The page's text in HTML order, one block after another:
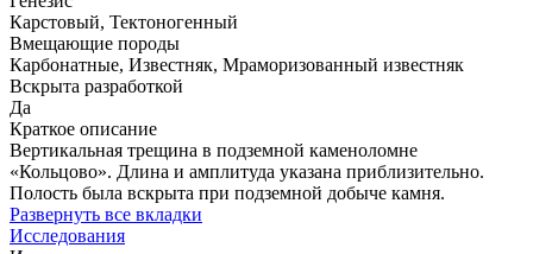
Карстовый, Тектоногенный
Вмещающие породы
Карбонатные, Известняк, Мраморизованный известняк
Вскрыта разработкой
Да
Краткое описание
Вертикальная трещина в подземной каменоломне
«Кольцово». Длина и амплитуда указана приблизительно.
Полость была вскрыта при подземной добыче камня.
Развернуть все вкладки
Исследования